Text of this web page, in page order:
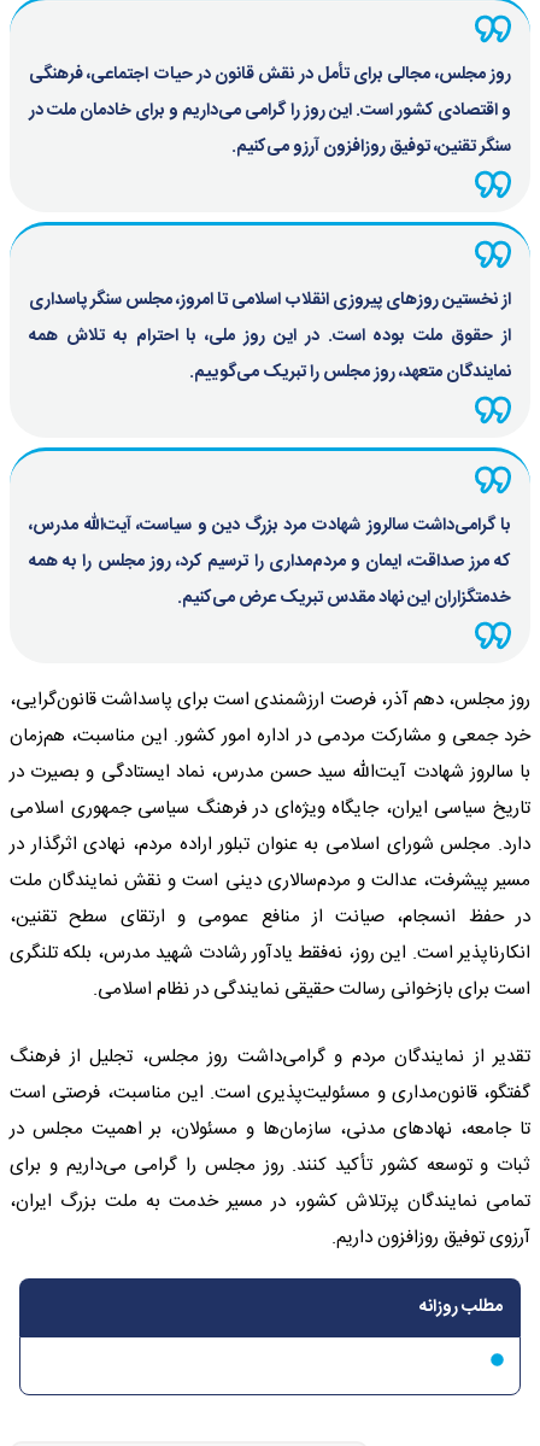
روز مجلس، مجالی برای تأمل در نقش قانون در حیات اجتماعی، فرهنگی
و اقتصادی کشور است. این روز را گرامی می‌داریم و برای خادمان ملت در
سنگر تقنین، توفیق روزافزون آرزو می‌کنیم.
از نخستین روزهای پیروزی انقلاب اسلامی تا امروز، مجلس سنگر پاسداری
از حقوق ملت بوده است. در این روز ملی، با احترام به تلاش همه
نمایندگان متعهد، روز مجلس را تبریک می‌گوییم.
با گرامی‌داشت سالروز شهادت مرد بزرگ دین و سیاست، آیت‌الله مدرس،
که مرز صداقت، ایمان و مردم‌مداری را ترسیم کرد، روز مجلس را به همه
خدمتگزاران این نهاد مقدس تبریک عرض می‌کنیم.
روز مجلس، دهم آذر، فرصت ارزشمندی است برای پاسداشت قانون‌گرایی،
خرد جمعی و مشارکت مردمی در اداره امور کشور. این مناسبت، هم‌زمان
با سالروز شهادت آیت‌الله سید حسن مدرس، نماد ایستادگی و بصیرت در
تاریخ سیاسی ایران، جایگاه ویژه‌ای در فرهنگ سیاسی جمهوری اسلامی
دارد. مجلس شورای اسلامی به عنوان تبلور اراده مردم، نهادی اثرگذار در
مسیر پیشرفت، عدالت و مردم‌سالاری دینی است و نقش نمایندگان ملت
در حفظ انسجام، صیانت از منافع عمومی و ارتقای سطح تقنین،
انکارناپذیر است. این روز، نه‌فقط یادآور رشادت شهید مدرس، بلکه تلنگری
است برای بازخوانی رسالت حقیقی نمایندگی در نظام اسلامی.
تقدیر از نمایندگان مردم و گرامی‌داشت روز مجلس، تجلیل از فرهنگ
گفتگو، قانون‌مداری و مسئولیت‌پذیری است. این مناسبت، فرصتی است
تا جامعه، نهادهای مدنی، سازمان‌ها و مسئولان، بر اهمیت مجلس در
ثبات و توسعه کشور تأکید کنند. روز مجلس را گرامی می‌داریم و برای
تمامی نمایندگان پرتلاش کشور، در مسیر خدمت به ملت بزرگ ایران،
آرزوی توفیق روزافزون داریم.
مطلب روزانه